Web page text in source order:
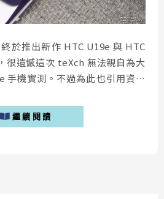
於推出新作 HTC U19e 與 HTC
很遺憾這次 teXch 無法親自為大
手機實測。不過為此也引用資深
U19e 優點 3930mAh超大電量：
，有史以...
繼續閱讀